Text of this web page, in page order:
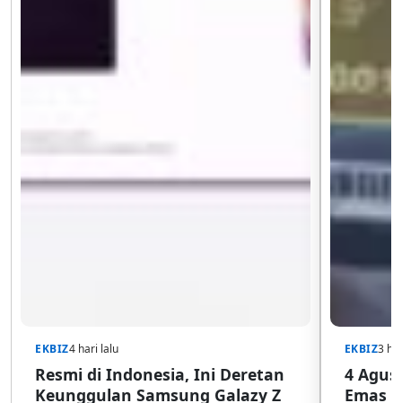
EKBIZ4 hari lalu
Resmi di Indonesia, Ini Deretan
Keunggulan Samsung Galazy Z
EKBIZ3
4
Emas